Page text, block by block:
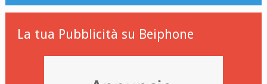
La tua Pubblicità su Beiphone